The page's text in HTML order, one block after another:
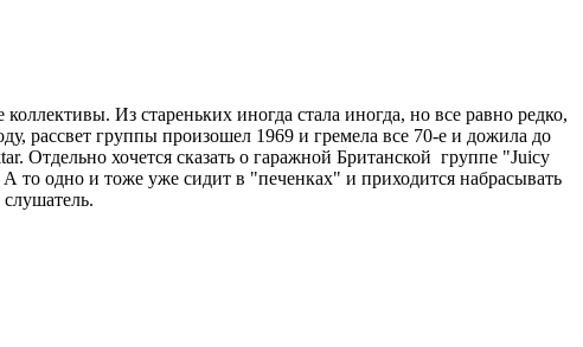
Из стареньких иногда стала иногда, но все равно редко,
рассвет группы произошел 1969 и гремела все 70-е и дожила до
Отдельно хочется сказать о гаражной Британской группе "Juicy
то одно и тоже уже сидит в "печенках" и приходится набрасывать